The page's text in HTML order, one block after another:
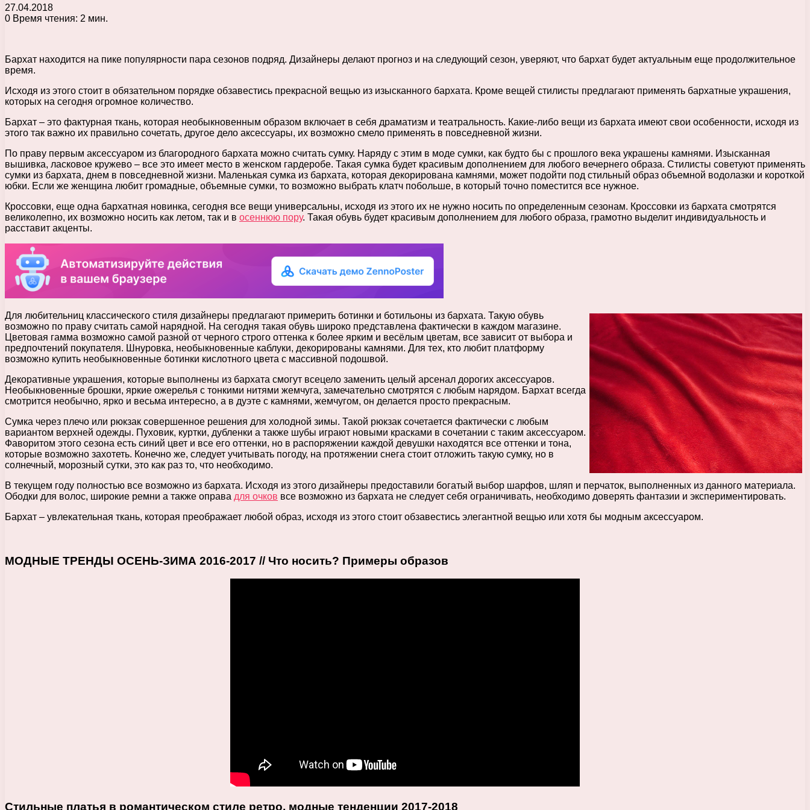
27.04.2018
0 Время чтения: 2 мин.
Бархат находится на пике популярности пара сезонов подряд. Дизайнеры делают прогноз и на следующий сезон, уверяют, что бархат будет актуальным еще продолжительное
время.
Исходя из этого стоит в обязательном порядке обзавестись прекрасной вещью из изысканного бархата. Кроме вещей стилисты предлагают применять бархатные украшения,
которых на сегодня огромное количество.
Бархат – это фактурная ткань, которая необыкновенным образом включает в себя драматизм и театральность. Какие-либо вещи из бархата имеют свои особенности, исходя из
этого так важно их правильно сочетать, другое дело аксессуары, их возможно смело применять в повседневной жизни.
По праву первым аксессуаром из благородного бархата можно считать сумку. Наряду с этим в моде сумки, как будто бы с прошлого века украшены камнями. Изысканная
вышивка, ласковое кружево – все это имеет место в женском гардеробе. Такая сумка будет красивым дополнением для любого вечернего образа. Стилисты советуют применять
сумки из бархата, днем в повседневной жизни. Маленькая сумка из бархата, которая декорирована камнями, может подойти под стильный образ объемной водолазки и короткой
юбки. Если же женщина любит громадные, объемные сумки, то возможно выбрать клатч побольше, в который точно поместится все нужное.
Кроссовки, еще одна бархатная новинка, сегодня все вещи универсальны, исходя из этого их не нужно носить по определенным сезонам. Кроссовки из бархата смотрятся
великолепно, их возможно носить как летом, так и в осеннюю пору. Такая обувь будет красивым дополнением для любого образа, грамотно выделит индивидуальность и
расставит акценты.
Для любительниц классического стиля дизайнеры предлагают примерить ботинки и ботильоны из бархата. Такую обувь
возможно по праву считать самой нарядной. На сегодня такая обувь широко представлена фактически в каждом магазине.
Цветовая гамма возможно самой разной от черного строго оттенка к более ярким и весёлым цветам, все зависит от выбора и
предпочтений покупателя. Шнуровка, необыкновенные каблуки, декорированы камнями. Для тех, кто любит платформу
возможно купить необыкновенные ботинки кислотного цвета с массивной подошвой.
Декоративные украшения, которые выполнены из бархата смогут всецело заменить целый арсенал дорогих аксессуаров.
Необыкновенные брошки, яркие ожерелья с тонкими нитями жемчуга, замечательно смотрятся с любым нарядом. Бархат всегда
смотрится необычно, ярко и весьма интересно, а в дуэте с камнями, жемчугом, он делается просто прекрасным.
Сумка через плечо или рюкзак совершенное решения для холодной зимы. Такой рюкзак сочетается фактически с любым
вариантом верхней одежды. Пуховик, куртки, дубленки а также шубы играют новыми красками в сочетании с таким аксессуаром.
Фаворитом этого сезона есть синий цвет и все его оттенки, но в распоряжении каждой девушки находятся все оттенки и тона,
которые возможно захотеть. Конечно же, следует учитывать погоду, на протяжении снега стоит отложить такую сумку, но в
солнечный, морозный сутки, это как раз то, что необходимо.
В текущем году полностью все возможно из бархата. Исходя из этого дизайнеры предоставили богатый выбор шарфов, шляп и перчаток, выполненных из данного материала.
Ободки для волос, широкие ремни а также оправа для очков все возможно из бархата не следует себя ограничивать, необходимо доверять фантазии и экспериментировать.
Бархат – увлекательная ткань, которая преображает любой образ, исходя из этого стоит обзавестись элегантной вещью или хотя бы модным аксессуаром.
МОДНЫЕ ТРЕНДЫ ОСЕНЬ-ЗИМА 2016-2017 // Что носить? Примеры образов
Стильные платья в романтическом стиле ретро, модные тенденции 2017-2018